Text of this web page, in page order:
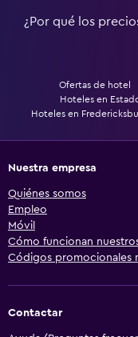
¿Por qué los
Ofertas de hotel
Hoteles en
Hoteles en
Nuestra empresa
Quiénes somos
Empleo
Móvil
Cómo funcionan
Códigos promocionales
Contactar